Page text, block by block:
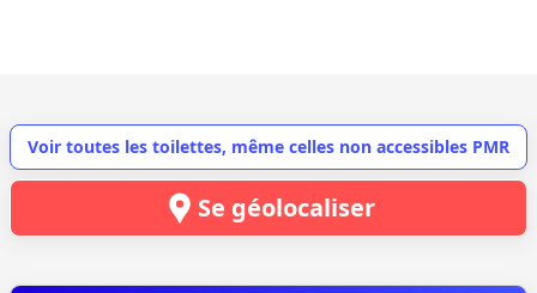
Voir toutes les toilettes, même celles non accessibles PMR
Se géolocaliser